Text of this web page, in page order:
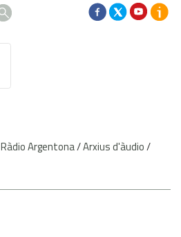
Ràdio Argentona/Arxius d'àudio/